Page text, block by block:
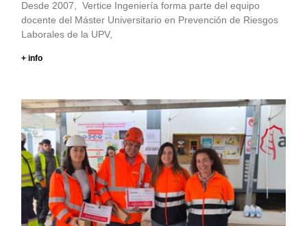
Desde 2007, Vertice Ingeniería forma parte del equipo
docente del Máster Universitario en Prevención de Riesgos
Laborales de la UPV,
+ info